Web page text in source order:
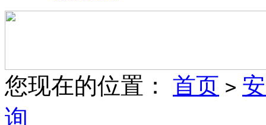
您现在的位置： 首页 >
询